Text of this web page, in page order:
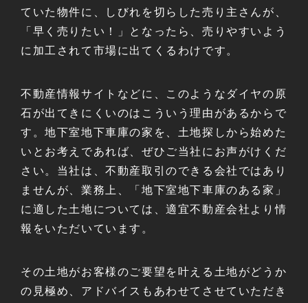
ていた物件に、しびれを切らした売り主さんが、
「早く売りたい！」となったら、売りやすいよう
に加工されて市場に出てくるわけです。
不動産情報サイトなどに、このようなダイヤの原
石が出てきにくいのはこういう理由があるからで
す。地下室地下車庫の家を、土地探しから始めた
いとお考えであれば、ぜひご当社にお声がけくだ
さい。当社は、不動産取引のできる会社ではあり
ませんが、業務上、「地下室地下車庫のある家」
に適した土地については、適宜不動産会社より情
報をいただいています。
その土地がお客様のご要望を叶える土地がどうか
の見極め、アドバイスもあわせてさせていただき